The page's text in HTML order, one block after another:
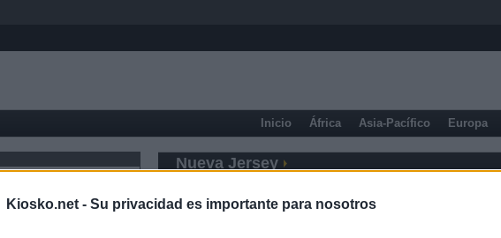
Kiosko.net - Su privacidad es importante para nosotros
Inicio África Asia-Pacífico Europa
Nueva Jersey